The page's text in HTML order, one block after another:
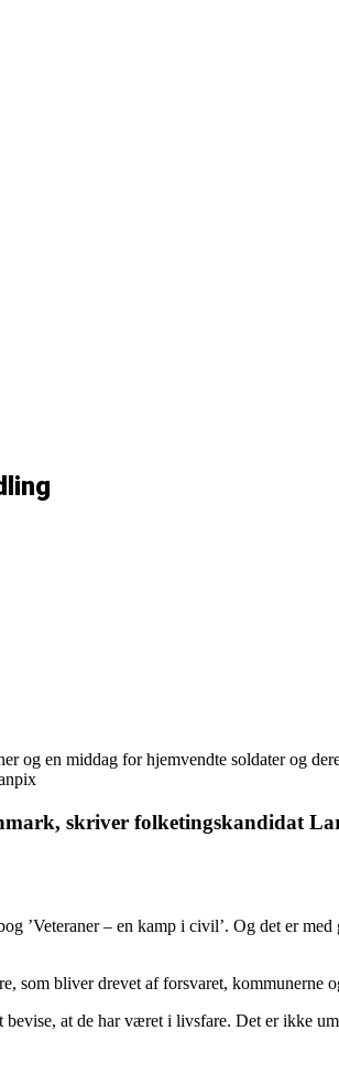
og en middag for hjemvendte soldater og
skriver folketingskandidat
’Veteraner – en kamp i civil’. Og det er
som bliver drevet af forsvaret, kommunerne
at de har været i livsfare. Det er ikke